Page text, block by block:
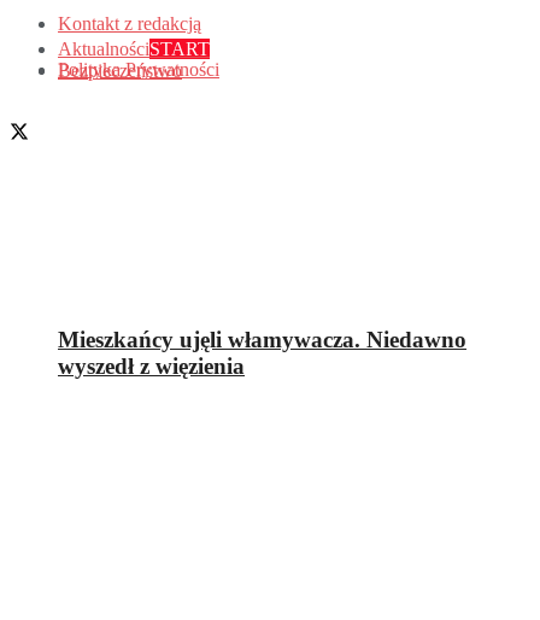
Kontakt z redakcją
Polityka Prywatności
AktualnościSTART
Bezpieczeństwo
Mieszkańcy ujęli włamywacza. Niedawno
wyszedł z więzienia